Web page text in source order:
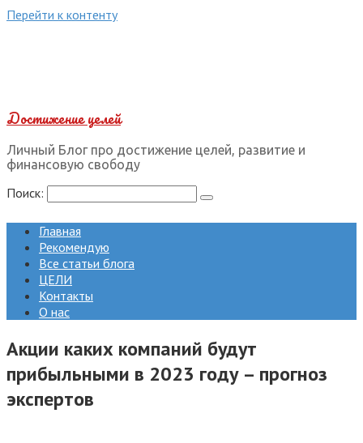
Перейти к контенту
Достижение целей
Личный Блог про достижение целей, развитие и
финансовую свободу
Поиск:
Главная
Рекомендую
Все статьи блога
ЦЕЛИ
Контакты
О нас
Акции каких компаний будут
прибыльными в 2023 году – прогноз
экспертов